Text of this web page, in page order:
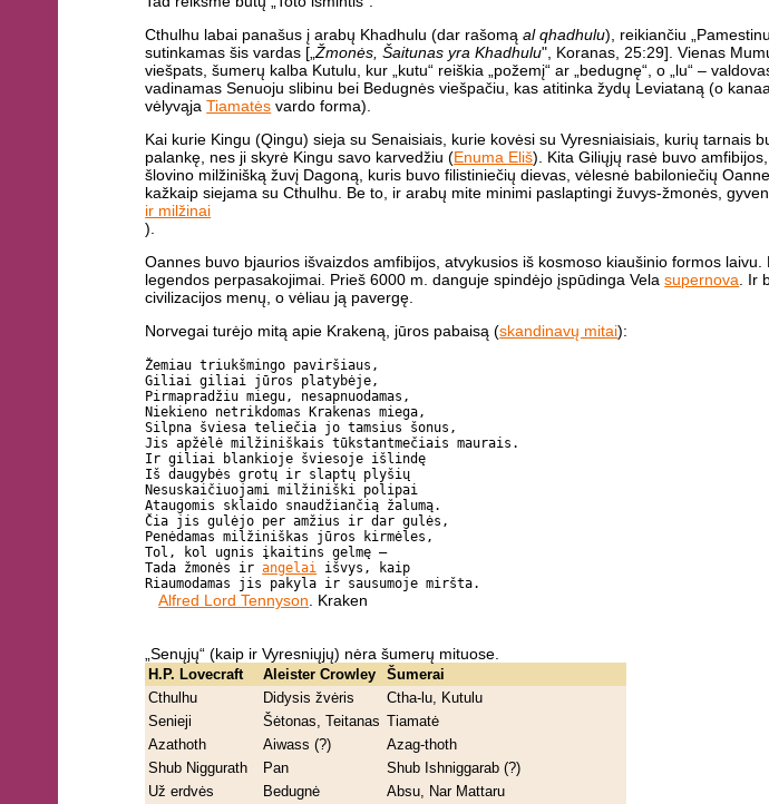
Cthulhu labai panašus į arabų Khadhulu (dar rašomąal qhadhulu), reikiančiu
sutinkamas šis vardas [„Žmonės, Šaitunas yra Khadhulu", Koranas, 25:29]. Vienas
viešpats, šumerų kalba Kutulu, kur „kutu“ reiškia „požemį“ ar „bedugnę“, o „lu“ –
vadinamas Senuoju slibinu bei Bedugnės viešpačiu, kas atitinka žydų Leviataną (o
vėlyvąjaTiamatės vardo forma).
Kai kurie Kingu (Qingu) sieja su Senaisiais, kurie kovėsi su Vyresniaisiais, kurių tarnais
palankę, nes ji skyrė Kingu savo karvedžiu (Enuma Eliš). Kita Giliųjų rasė buvo
šlovino milžinišką žuvį Dagoną, kuris buvo filistiniečių dievas, vėlesnė babiloniečių
kažkaip siejama su Cthulhu. Be to, ir arabų mite minimi paslaptingi žuvys-žmonės,
ir milžinai
).
Oannes buvo bjaurios išvaizdos amfibijos, atvykusios iš kosmoso kiaušinio formos
legendos perpasakojimai. Prieš 6000 m. danguje spindėjo įspūdinga Velasupernova .
civilizacijos menų, o vėliau ją pavergę.
Norvegai turėjo mitą apie Krakeną, jūros pabaisą (skandinavų mitai):
Žemiau triukšmingo paviršiaus,
Giliai giliai jūros platybėje,
Pirmapradžiu miegu, nesapnuodamas,
Niekieno netrikdomas Krakenas miega,
Silpna šviesa teliečia jo tamsius šonus,
Jis apžėlė milžiniškais tūkstantmečiais maurais.
Ir giliai blankioje šviesoje išlindę
Iš daugybės grotų ir slaptų plyšių
Nesuskaičiuojami milžiniški polipai
Ataugomis sklaido snaudžiančią žalumą.
Čia jis gulėjo per amžius ir dar gulės,
Penėdamas milžiniškas jūros kirmėles,
Tol, kol ugnis įkaitins gelmę –
Tada žmonės irangelai išvys, kaip
Riaumodamas jis pakyla ir sausumoje miršta.
Alfred Lord Tennyson . Kraken
„Senųjų“ (kaip ir Vyresniųjų) nėra šumerų mituose.
H.P. Lovecraft
Aleister Crowley
Šumerai
Cthulhu
Didysis žvėris
Ctha-lu, Kutulu
Senieji
Šėtonas, Teitanas Tiamatė
Azathoth
Aiwass (?)
Azag-thoth
Shub Niggurath
Pan
Shub Ishniggarab (?)
Už erdvės
Bedugnė
Absu, Nar Mattaru